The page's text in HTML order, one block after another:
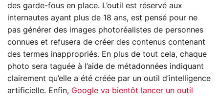
des garde-fous en place. L’outil est réservé aux
internautes ayant plus de 18 ans, est pensé pour ne
pas générer des images photoréalistes de personnes
connues et refusera de créer des contenus contenant
des termes inappropriés. En plus de tout cela, chaque
photo sera taguée à l’aide de métadonnées indiquant
clairement qu’elle a été créée par un outil d’intelligence
artificielle. Enfin, Google va bientôt lancer un outil